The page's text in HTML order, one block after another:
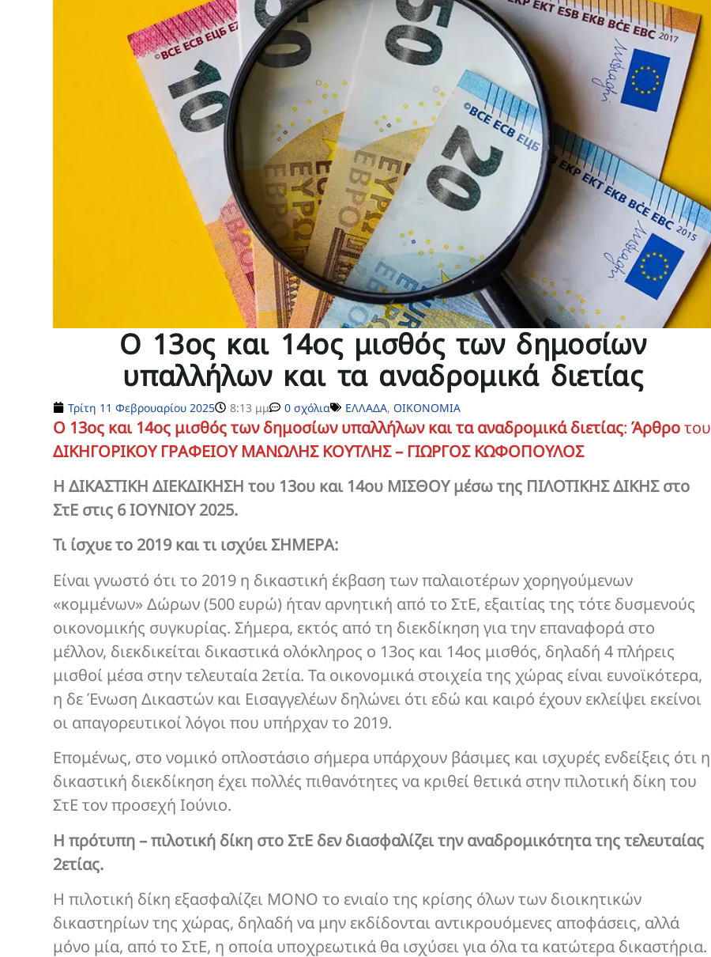
Ο 13ος και 14ος μισθός των δημοσίων
υπαλλήλων και τα αναδρομικά διετίας
Τρίτη 11 Φεβρουαρίου 2025 8:13 μμ 0 σχόλια ΕΛΛΑΔΑ,ΟΙΚΟΝΟΜΙΑ
Ο 13ος και 14ος μισθός των δημοσίων υπαλλήλων και τα αναδρομικά διετίας:Άρθροτου
ΔΙΚΗΓΟΡΙΚΟΥ ΓΡΑΦΕΙΟΥ ΜΑΝΩΛΗΣ ΚΟΥΤΛΗΣ – ΓΙΩΡΓΟΣ ΚΩΦΟΠΟΥΛΟΣ
Η ΔΙΚΑΣΤΙΚΗ ΔΙΕΚΔΙΚΗΣΗ του 13ου και 14ου ΜΙΣΘΟΥ μέσω της ΠΙΛΟΤΙΚΗΣ ΔΙΚΗΣ στο
ΣτΕ στις 6 ΙΟΥΝΙΟΥ 2025.
Τι ίσχυε το 2019 και τι ισχύει ΣΗΜΕΡΑ:
Είναι γνωστό ότι το 2019 η δικαστική έκβαση των παλαιοτέρων χορηγούμενων
«κομμένων» Δώρων (500 ευρώ) ήταν αρνητική από το ΣτΕ, εξαιτίας της τότε δυσμενούς
οικονομικής συγκυρίας. Σήμερα, εκτός από τη διεκδίκηση για την επαναφορά στο
μέλλον, διεκδικείται δικαστικά ολόκληρος ο 13ος και 14ος μισθός, δηλαδή 4 πλήρεις
μισθοί μέσα στην τελευταία 2ετία. Τα οικονομικά στοιχεία της χώρας είναι ευνοϊκότερα,
η δε Ένωση Δικαστών και Εισαγγελέων δηλώνει ότι εδώ και καιρό έχουν εκλείψει εκείνοι
οι απαγορευτικοί λόγοι που υπήρχαν το 2019.
Επομένως, στο νομικό οπλοστάσιο σήμερα υπάρχουν βάσιμες και ισχυρές ενδείξεις ότι η
δικαστική διεκδίκηση έχει πολλές πιθανότητες να κριθεί θετικά στην πιλοτική δίκη του
ΣτΕ τον προσεχή Ιούνιο.
Η πρότυπη – πιλοτική δίκη στο ΣτΕ δεν διασφαλίζει την αναδρομικότητα της τελευταίας
2ετίας.
Η πιλοτική δίκη εξασφαλίζει ΜΟΝΟ το ενιαίο της κρίσης όλων των διοικητικών
δικαστηρίων της χώρας, δηλαδή να μην εκδίδονται αντικρουόμενες αποφάσεις, αλλά
μόνο μία, από το ΣτΕ, η οποία υποχρεωτικά θα ισχύσει για όλα τα κατώτερα δικαστήρια.